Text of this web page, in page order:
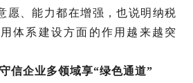
愿、能力都在增强，也说明纳税
体系建设方面的作用越来越突
信企业多领域享“绿色通道”